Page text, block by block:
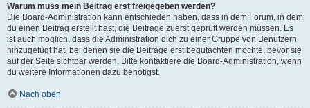
Warum muss mein Beitrag erst freigegeben werden?
Die Board-Administration kann entschieden haben, dass in dem Forum, in dem
du einen Beitrag erstellt hast, die Beiträge zuerst geprüft werden müssen. Es
ist auch möglich, dass die Administration dich zu einer Gruppe von Benutzern
hinzugefügt hat, bei denen sie die Beiträge erst begutachten möchte, bevor sie
auf der Seite sichtbar werden. Bitte kontaktiere die Board-Administration, wenn
du weitere Informationen dazu benötigst.
Nach oben